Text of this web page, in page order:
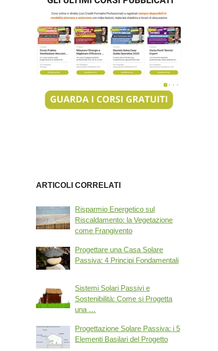
ARTICOLI CORRELATI
Risparmio Energetico sul
Riscaldamento: la Vegetazione
come Frangivento
Progettare una Casa Solare
Passiva: 4 Principi Fondamentali
Sistemi Solari Passivi e
Sostenibilità: Come si Progetta
una …
Progettazione Solare Passiva: i 5
Elementi Basilari del Progetto